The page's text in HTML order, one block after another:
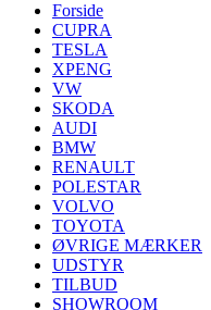
Forside
CUPRA
TESLA
XPENG
VW
SKODA
AUDI
BMW
RENAULT
POLESTAR
VOLVO
TOYOTA
ØVRIGE MÆRKER
UDSTYR
TILBUD
SHOWROOM